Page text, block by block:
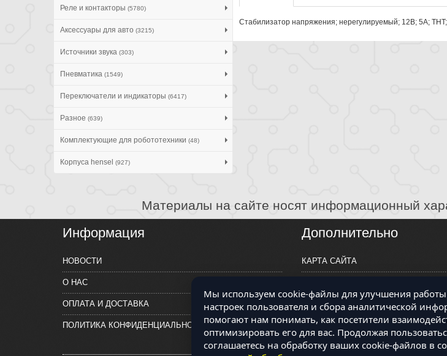
Реле и контакторы (5780)
Аксессуары для авто (3215)
Источники звука (303)
Пневматика (1549)
Переключатели и индикаторы (6417)
Разное (639)
Комплектующие для робототехники (48)
Корпуса hensel (927)
Стабилизатор напряжения; нерегулируемый; 12В; 5А;
Материалы на сайте носят информационный
Информация
НОВОСТИ
О НАС
ОПЛАТА И ДОСТАВКА
ПОЛИТИКА КОНФИДЕНЦИАЛЬНОСТИ
Дополнительно
КАРТА САЙТА
КОНТАКТЫ
Мы используем cookie-файлы для улучшения работы
настроек пользователя и сбора аналитической
помогают нам понимать, как посетители
оптимизировать его для вас. Продолжая
соглашаетесь на обработку ваших cookie-файлов в